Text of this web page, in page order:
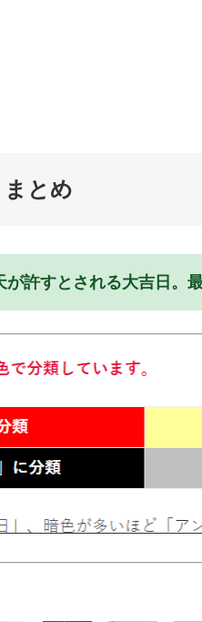
まとめ
が許すとされる大吉日。